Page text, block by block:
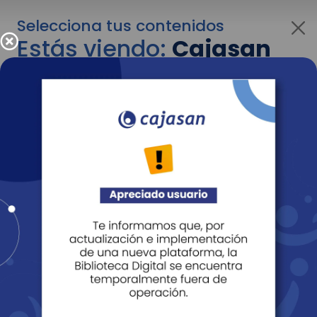
Selecciona tus contenidos
Estás viendo:Cajasan
para empresas
Para cambiar al contenido de tu interés más
adelante recuerda utilizar el menú
Entendido